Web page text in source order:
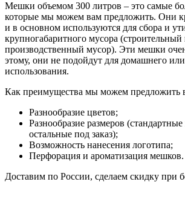
Мешки объемом 300 литров – это самые
которые мы можем вам предложить. Они
и в основном используются для сбора и
крупногабаритного мусора (строительный
производственный мусор). Эти мешки
этому, они не подойдут для домашнего
использования.
Как преимущества мы можем предложить
Разнообразие цветов;
Разнообразие размеров
остальные под заказ);
Возможность нанесения логотипа;
Перфорация и ароматизация мешков.
Доставим по России, сделаем скидку при